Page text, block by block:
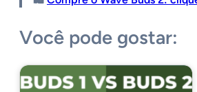
Você pode gostar: